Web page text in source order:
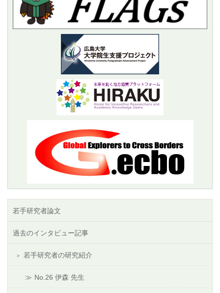
若手研究者論文
過去のインタビュー記事
若手研究者の研究紹介
No.26 伊森 先生